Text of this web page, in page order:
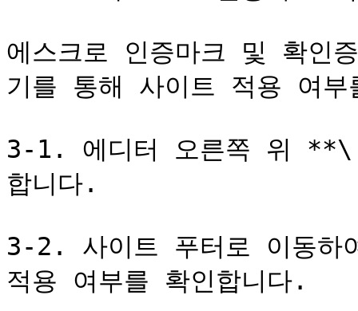
에스크로 인증마크 및 확인
기를 통해 사이트 적용 여부
3-1. 에디터 오른쪽 위 **\[
합니다.
3-2. 사이트 푸터로 이동하
적용 여부를 확인합니다.